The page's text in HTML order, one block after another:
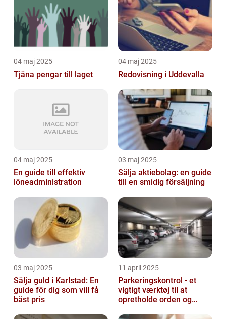
04 maj 2025
Tjäna pengar till laget
04 maj 2025
Redovisning i Uddevalla
04 maj 2025
En guide till effektiv
löneadministration
03 maj 2025
Sälja aktiebolag: en guide
till en smidig försäljning
03 maj 2025
Sälja guld i Karlstad: En
guide för dig som vill få
bäst pris
11 april 2025
Parkeringskontrol - et
vigtigt værktøj til at
opretholde orden og